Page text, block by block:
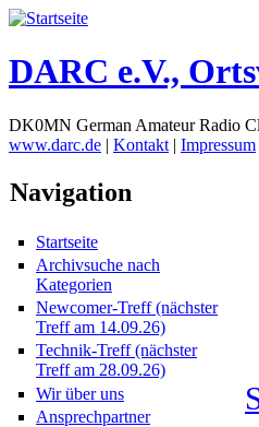
DARC e.V.,
DK0MN German Amateur Radio
www.darc.de | Kontakt | Impressum
Navigation
Startseite
Archivsuche nach
Kategorien
Newcomer-Treff (nächster
Treff am 14.09.26)
Technik-Treff (nächster
Treff am 28.09.26)
Wir über uns
Ansprechpartner